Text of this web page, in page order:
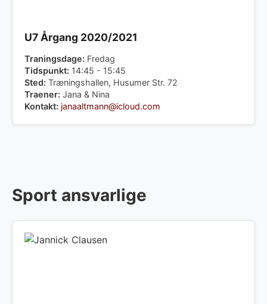
U7 Årgang 2020/2021
Traningsdage: Fredag
Tidspunkt: 14:45 - 15:45
Sted: Træningshallen, Husumer Str. 72
Traener: Jana & Nina
Kontakt: janaaltmann@icloud.com
Sport ansvarlige